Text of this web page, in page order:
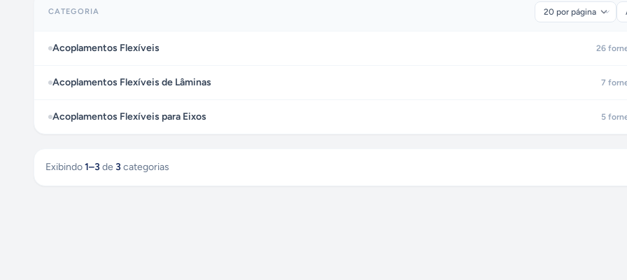
CATEGORIA
Acoplamentos Flexíveis 26
Acoplamentos Flexíveis de Lâminas 7
Acoplamentos Flexíveis para Eixos 5
Exibindo1–3 de 3 categorias